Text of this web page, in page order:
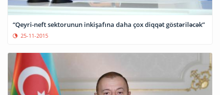
“Qeyri-neft sektorunun inkişafına daha çox diqqət göstəriləcək”
25-11-2015